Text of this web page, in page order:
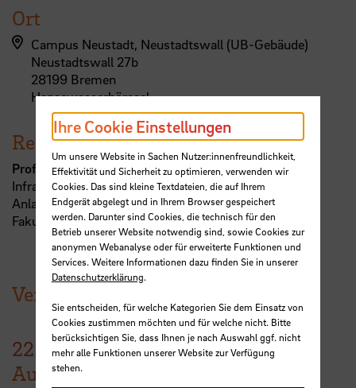
Ort
Campus Neustadt, Neustadtswall (UB-Gebäude)
Neustadtswall 27b
28199 Bremen
Hansewasserhörsaal
Referent:in
Prof. Dr. Jürgen Knies
Infrastrukturplanung umwelt- und energietechnischer
Anlagen
Fakultät 2, Abt. B+U
Veranstaltungen der HSB
22. –30.
August
Ihre Cookie Einstellungen
Um unsere Website in Sachen Nutzer:innenfreundlichkeit,
Effektivität und Sicherheit zu optimieren, verwenden wir
Cookies. Das sind kleine Textdateien, die auf Ihrem
Endgerät abgelegt und in Ihrem Browser gespeichert
werden. Darunter sind Cookies, die technisch für den
Betrieb unserer Website notwendig sind, sowie Cookies zur
anonymen Webanalyse oder für erweiterte Funktionen und
Services. Weitere Informationen dazu finden Sie in unserer
Datenschutzerklärung.
Sie entscheiden, für welche Kategorien Sie dem Einsatz von
Cookies zustimmen möchten und für welche nicht. Bitte
berücksichtigen Sie, dass Ihnen je nach Auswahl ggf. nicht
mehr alle Funktionen unserer Website zur Verfügung
stehen.